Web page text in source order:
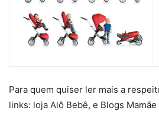
Para quem quiser ler mais a
links: loja Alô Bebê, e Blogs